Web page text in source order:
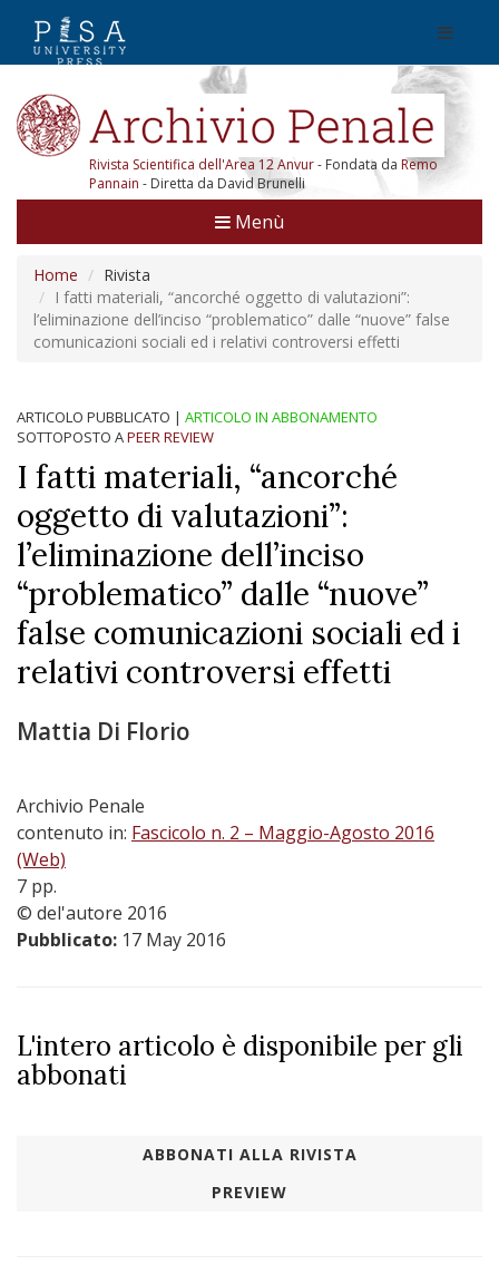
Rivista Scientifica dell'Area 12 Anvur- Fondata da Remo
Pannain - Diretta da David Brunelli
Menù
Home
Rivista
I fatti materiali, “ancorché oggetto di valutazioni”:
l’eliminazione dell’inciso “problematico” dalle “nuove” false
comunicazioni sociali ed i relativi controversi effetti
ARTICOLO PUBBLICATO | ARTICOLO IN ABBONAMENTO
SOTTOPOSTO APEER REVIEW
I fatti materiali, “ancorché
oggetto di valutazioni”:
l’eliminazione dell’inciso
“problematico” dalle “nuove”
false comunicazioni sociali ed i
relativi controversi effetti
Mattia Di Florio
Archivio Penale
contenuto in: Fascicolo n. 2 – Maggio-Agosto 2016
(Web)
7 pp.
© del'autore 2016
Pubblicato: 17 May 2016
L'intero articolo è disponibile per gli
abbonati
ABBONATI ALLA RIVISTA
PREVIEW